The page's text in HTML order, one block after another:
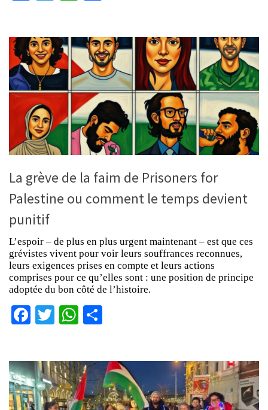
La grève de la faim de Prisoners for
Palestine ou comment le temps devient
punitif
L’espoir – de plus en plus urgent maintenant – est que ces
grévistes vivent pour voir leurs souffrances reconnues,
leurs exigences prises en compte et leurs actions
comprises pour ce qu’elles sont : une position de principe
adoptée du bon côté de l’histoire.
Facebook
TwitterWhatsApp